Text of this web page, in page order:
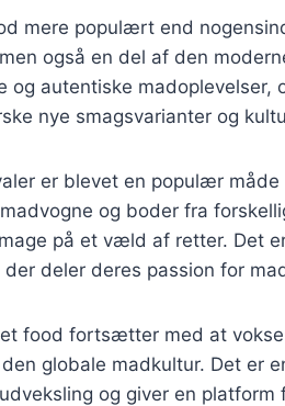
mere populært end
også en del af den
og autentiske
nye smagsvarianter og
er blevet en populær
og boder fra
på et væld af retter. Det
deler deres passion for
food fortsætter med at
globale madkultur. Det er
og giver en platform